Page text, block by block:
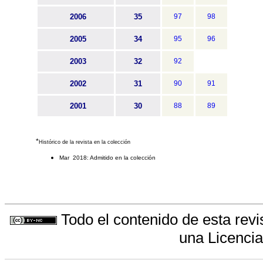
2006 35 97 98
2005 34 95 96
2003 32 92
2002 31 90 91
2001 30 88 89
*Histórico de la revista en la colección
Mar 2018: Admitido en la colección
Todo el contenido de esta
una